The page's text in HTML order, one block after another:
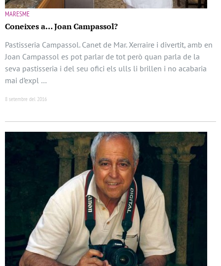
MARESME
Coneixes a… Joan Campassol?
Pastisseria Campassol. Canet de Mar. Xerraire i divertit, amb en
Joan Campassol es pot parlar de tot però quan parla de la
seva pastisseria i del seu ofici els ulls li brillen i no acabaria
mai d’expl …
8 setembre del 2016